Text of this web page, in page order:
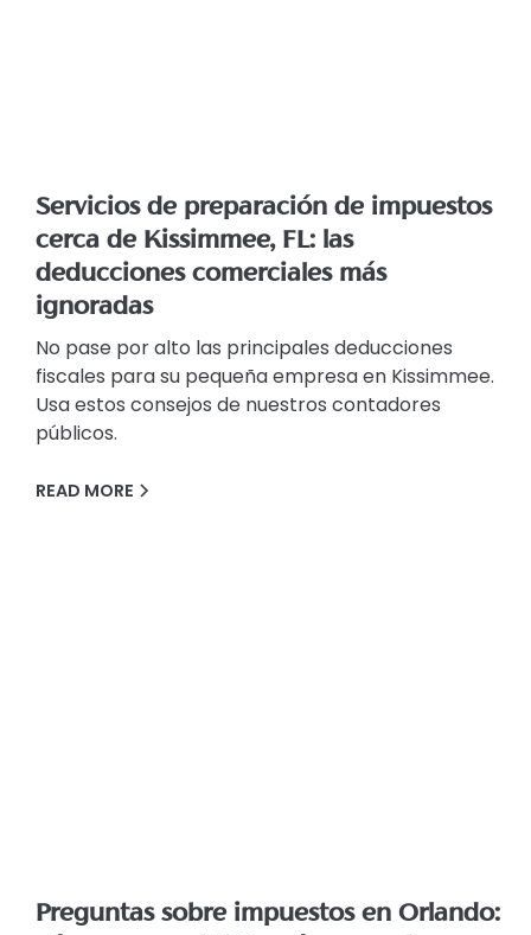
Servicios de preparación de impuestos
cerca de Kissimmee, FL: las
deducciones comerciales más
ignoradas
No pase por alto las principales deducciones
fiscales para su pequeña empresa en Kissimmee.
Usa estos consejos de nuestros contadores
públicos.
READ MORE
Preguntas sobre impuestos en Orlando: